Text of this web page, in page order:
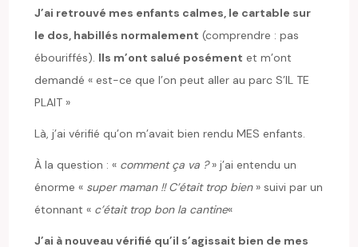
J’ai retrouvé mes enfants calmes, le cartable sur
le dos, habillés normalement (comprendre : pas
ébouriffés). Ils m’ont salué posément et m’ont
demandé « est-ce que l’on peut aller au parc S’IL TE
PLAIT »
Là, j’ai vérifié qu’on m’avait bien rendu MES enfants.
À la question : « comment ça va ?» j’ai entendu un
énorme « super maman !! C’était trop bien» suivi par un
étonnant « c’était trop bon la cantine«
J’ai à nouveau vérifié qu’il s’agissait bien de mes